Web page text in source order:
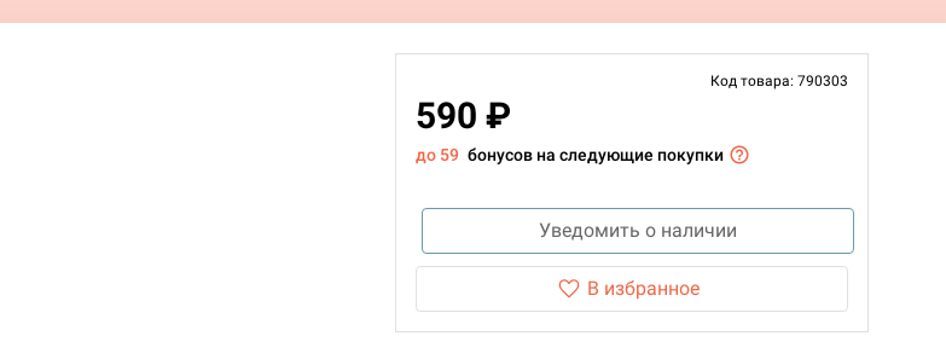
Код товара: 790303
590 ₽
до 59 бонусов на следующие покупки
Уведомить о наличии
В избранное